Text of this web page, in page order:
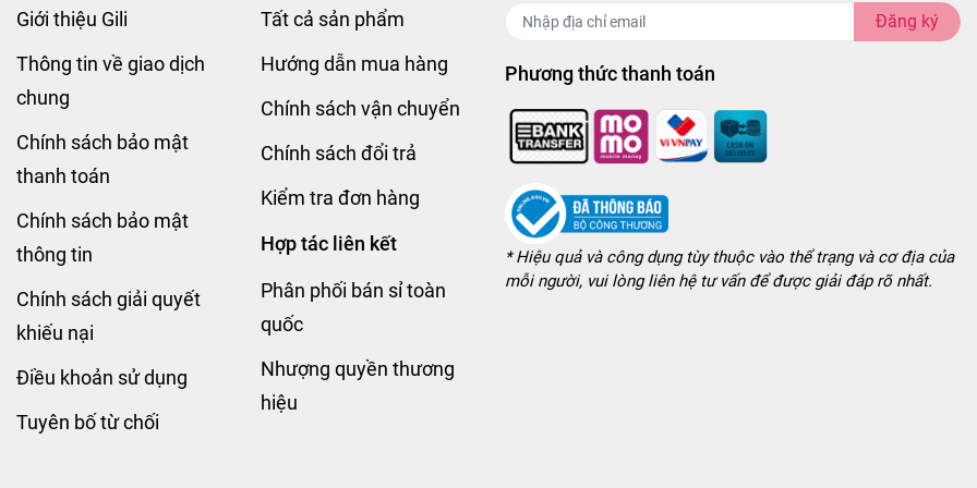
sử dụng.
trơn mượt.
dòng có cấu trúc nổi.
nhiều cặp đôi bắt đầu tìm kiếm những trải nghiệm mới với cảm giác ma sát rõ rệt hơn. Các dòng bao cao su hạt nổi
giữ được sự thoải mái khi sử dụng.
và hệ thống hạt nổi phân bố trên thân bao. Thiết kế này giúp tăng cảm nhận ma sát trong khi vẫn duy trì sự mềm mại
Acid.
Giới thiệu Gili
Thông tin về giao dịch
chung
Chính sách bảo mật
thanh toán
Chính sách bảo mật
thông tin
Chính sách giải quyết
khiếu nại
Điều khoản sử dụng
Tuyên bố từ chối
Tất cả sản phẩm
Hướng dẫn mua hàng
Chính sách vận chuyển
Chính sách đổi trả
Kiểm tra đơn hàng
Hợp tác liên kết
Phân phối bán sỉ toàn
quốc
Nhượng quyền thương
hiệu
Đăng ký
Phương thức thanh toán
* Hiệu quả và công dụng tùy thuộc vào thể trạng và cơ địa của
mỗi người, vui lòng liên hệ tư vấn để được giải đáp rõ nhất.